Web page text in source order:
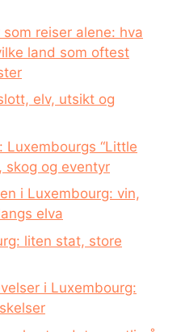
reiser alene: hva
land som oftest
elv, utsikt og
Luxembourgs “Little
skog og eventyr
i Luxembourg: vin,
elva
liten stat, store
i Luxembourg: